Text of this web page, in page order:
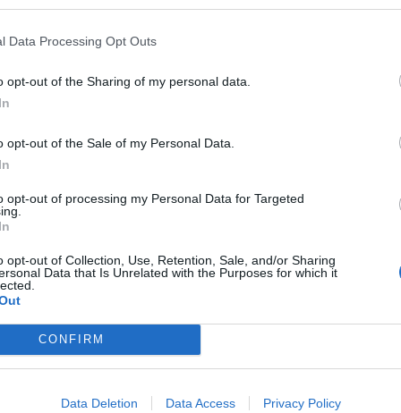
Data Processing Opt Outs
opt-out of the Sharing of my personal data.
opt-out of the Sale of my Personal Data.
opt-out of processing my Personal Data for Targeted
opt-out of Collection, Use, Retention, Sale, and/or Sharing
Data that Is Unrelated with the Purposes for which it
CONFIRM
Data Deletion Data Access Privacy Policy
Κουράκη - Κεφαλογιάννη για τον Νότιο Άξονα
Κουράκη - Κεφαλογιάννη για τον
εκκρεμείς αποζημιώσεις του Νότιου Οδικού Άξονα
τις εκκρεμείς αποζημιώσεις του Νότιου